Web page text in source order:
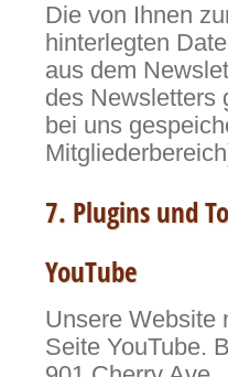
Die von Ihnen
hinterlegten
aus dem
des Newsletters
bei uns
7. Plugins und
YouTube
Unsere Website
Seite YouTube.